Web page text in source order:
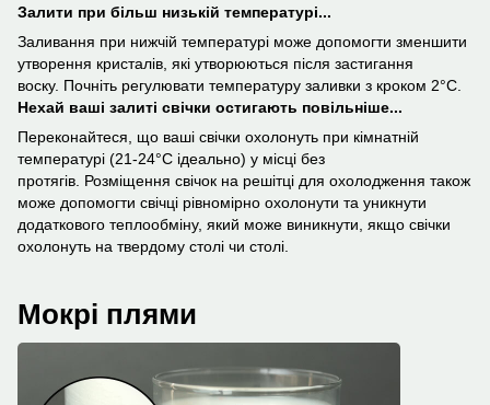
Залити при більш низькій температурі...
Заливання при нижчій температурі може допомогти зменшити
утворення кристалів, які утворюються після застигання
воску. Почніть регулювати температуру заливки з кроком 2°С.
Нехай ваші залиті свічки остигають повільніше...
Переконайтеся, що ваші свічки охолонуть при кімнатній
температурі (21-24°С ідеально) у місці без
протягів. Розміщення свічок на решітці для охолодження також
може допомогти свічці рівномірно охолонути та уникнути
додаткового теплообміну, який може виникнути, якщо свічки
охолонуть на твердому столі чи столі.
Мокрі плями